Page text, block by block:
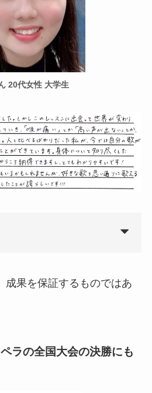
20代女性 大学生
果を保証するものではあ
ラの全国大会の決勝にも